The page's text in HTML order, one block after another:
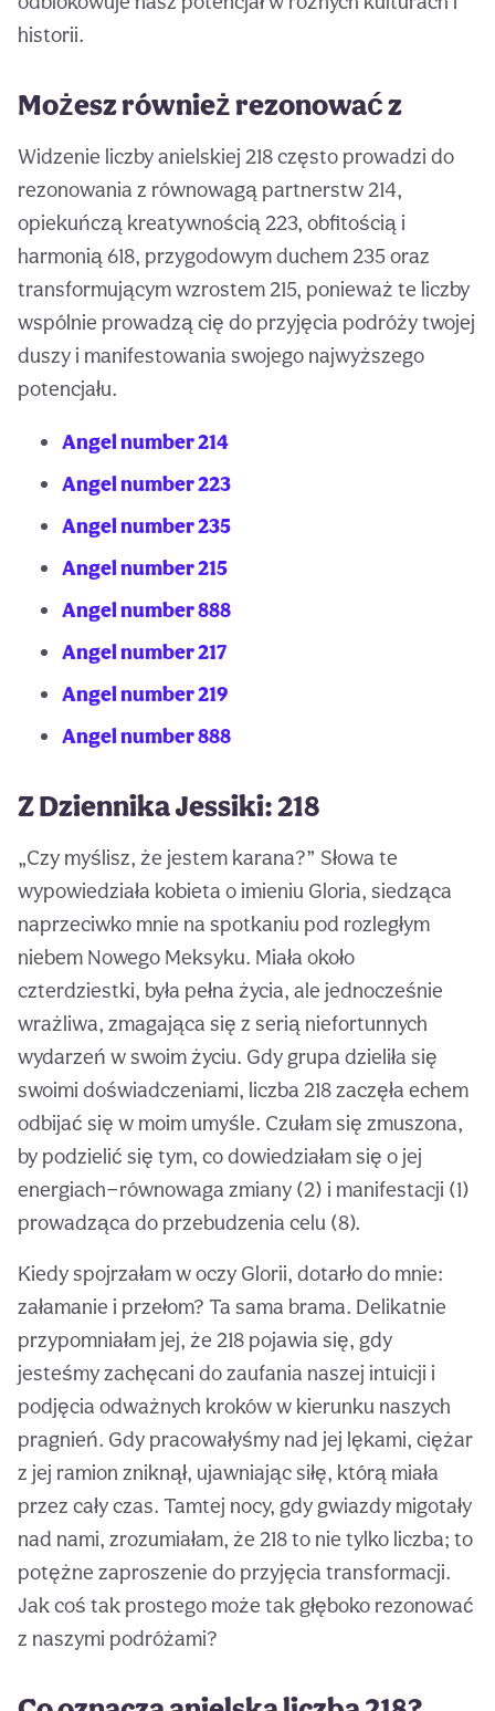
historii.
Możesz również rezonować z
Widzenie liczby anielskiej 218 często prowadzi do
rezonowania z równowagą partnerstw 214,
opiekuńczą kreatywnością 223, obfitością i
harmonią 618, przygodowym duchem 235 oraz
transformującym wzrostem 215, ponieważ te liczby
wspólnie prowadzą cię do przyjęcia podróży twojej
duszy i manifestowania swojego najwyższego
potencjału.
Angel number 214
Angel number 223
Angel number 235
Angel number 215
Angel number 888
Angel number 217
Angel number 219
Angel number 888
Z Dziennika Jessiki: 218
„Czy myślisz, że jestem karana?” Słowa te
wypowiedziała kobieta o imieniu Gloria, siedząca
naprzeciwko mnie na spotkaniu pod rozległym
niebem Nowego Meksyku. Miała około
czterdziestki, była pełna życia, ale jednocześnie
wrażliwa, zmagająca się z serią niefortunnych
wydarzeń w swoim życiu. Gdy grupa dzieliła się
swoimi doświadczeniami, liczba 218 zaczęła echem
odbijać się w moim umyśle. Czułam się zmuszona,
by podzielić się tym, co dowiedziałam się o jej
energiach—równowaga zmiany (2) i manifestacji (1)
prowadząca do przebudzenia celu (8).
Kiedy spojrzałam w oczy Glorii, dotarło do mnie:
załamanie i przełom? Ta sama brama. Delikatnie
przypomniałam jej, że 218 pojawia się, gdy
jesteśmy zachęcani do zaufania naszej intuicji i
podjęcia odważnych kroków w kierunku naszych
pragnień. Gdy pracowałyśmy nad jej lękami, ciężar
z jej ramion zniknął, ujawniając siłę, którą miała
przez cały czas. Tamtej nocy, gdy gwiazdy migotały
nad nami, zrozumiałam, że 218 to nie tylko liczba; to
potężne zaproszenie do przyjęcia transformacji.
Jak coś tak prostego może tak głęboko rezonować
z naszymi podróżami?